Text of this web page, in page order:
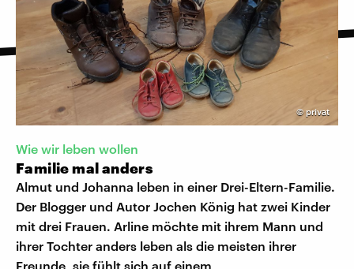
© privat
Wie wir leben wollen
Familie mal anders
Almut und Johanna leben in einer Drei-Eltern-Familie.
Der Blogger und Autor Jochen König hat zwei Kinder
mit drei Frauen. Arline möchte mit ihrem Mann und
ihrer Tochter anders leben als die meisten ihrer
Freunde, sie fühlt sich auf einem